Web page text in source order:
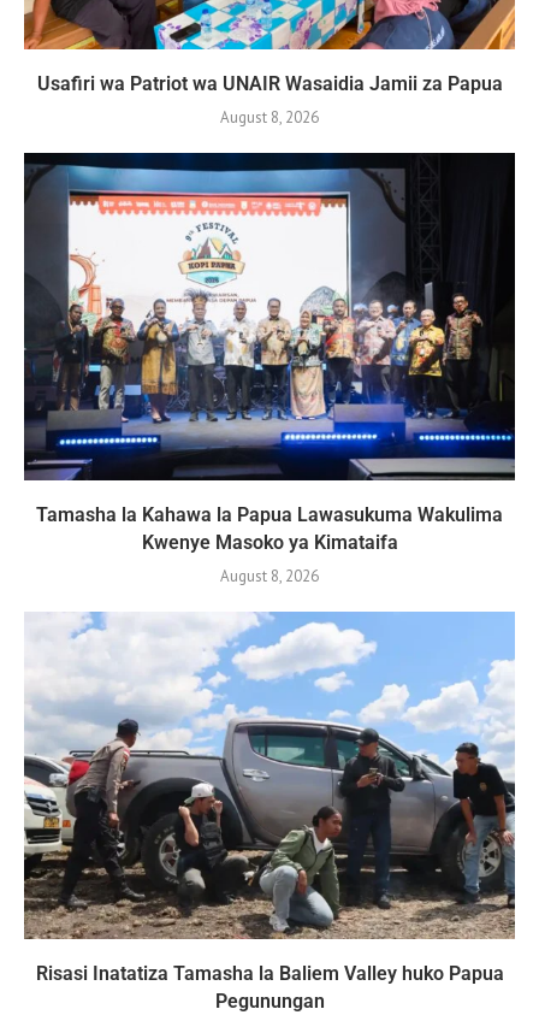
Usafiri wa Patriot wa UNAIR Wasaidia Jamii za Papua
August 8, 2026
Tamasha la Kahawa la Papua Lawasukuma Wakulima
Kwenye Masoko ya Kimataifa
August 8, 2026
Risasi Inatatiza Tamasha la Baliem Valley huko Papua
Pegunungan